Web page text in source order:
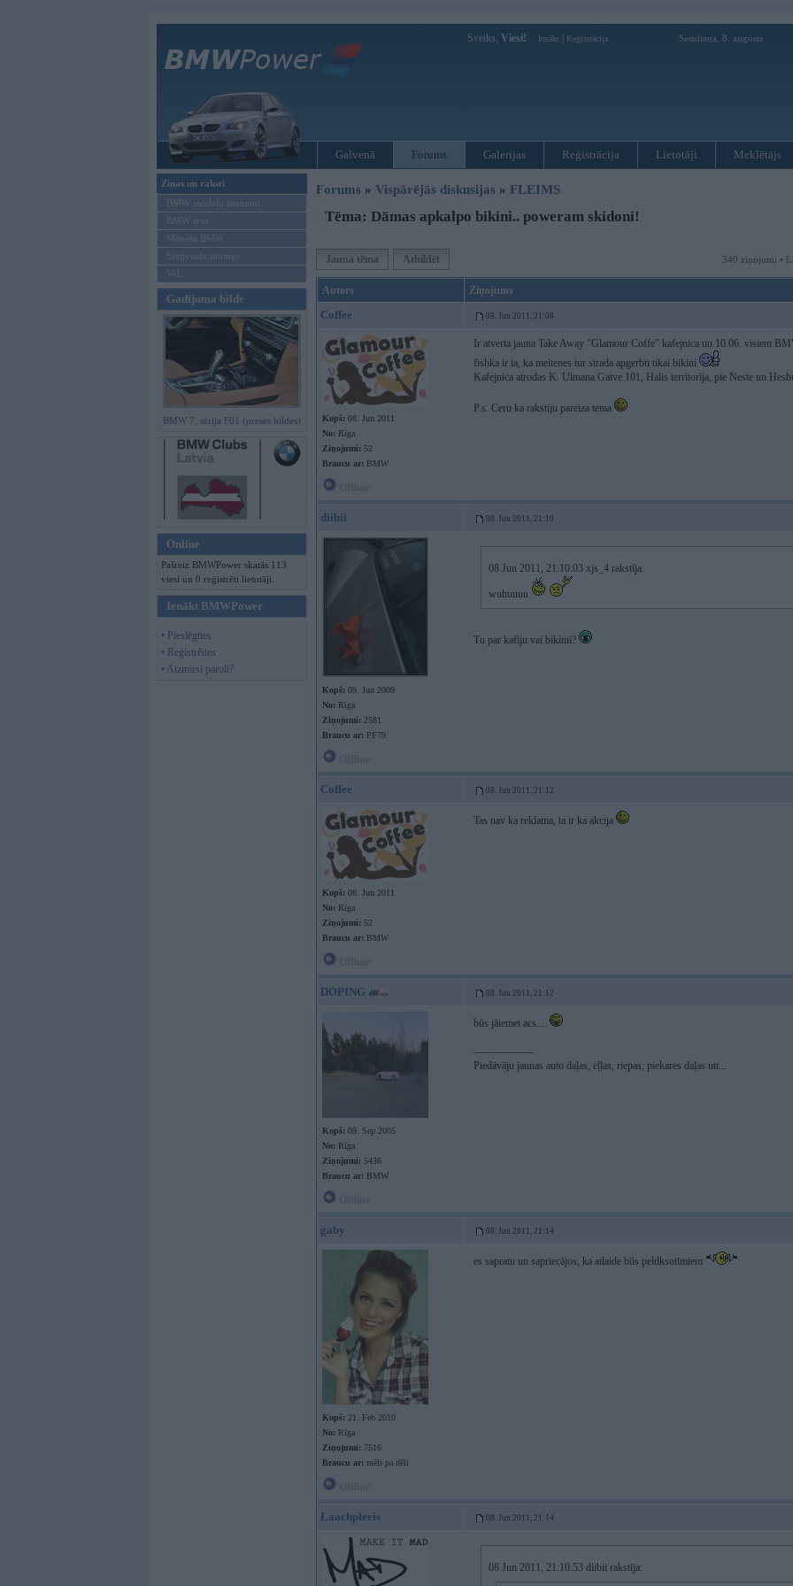
Sveiks, Viesi! Ienākt Reģistrācija Sestdiena, 8. augusts
Galvenā Forums Galerijas Reģistrācija Lietotāji Meklētājs
Ziņas un raksti
BMW modeļu jaunumi
BMW testi
Mēneša BMW
Sērijveida tūnings
Vel...
Gadījuma bilde
BMW 7. sērija F01 (preses bildes)
Online
Pašreiz BMWPower skatās 113
viesi un 0 reģistrēti lietotāji.
Ienākt BMWPower
• Pieslēgties
• Reģistrēties
• Aizmirsi paroli?
Forums » Vispārējās diskusijas » FLEIMS
Tēma: Dāmas apkalpo bikini.. poweram skidoni!
Jauna tēma Atbildēt 340 ziņojumi •
Autors Ziņojums
Coffee 08. Jun 2011, 21:08
Kopš: 08. Jun 2011
No: Rīga
Ziņojumi: 52
Braucu ar: BMW
Ir atverta jauna Take Away "Glamour Coffe" kafejnica un 10.06. visiem
fishka ir ta, ka meitenes tur strada apgerbti tikai bikini
Kafejnica atrodas K. Ulmana Gatve 101, Halis territorija, pie Neste un
P.s. Ceru ka rakstiju pareiza tema
diibii 08. Jun 2011, 21:10
Kopš: 09. Jun 2009
No: Rīga
Ziņojumi: 2581
Braucu ar: PF79
08 Jun 2011, 21:10:03 xjs_4 rakstīja:
wuhuuuu
Tu par kafiju vai bikinii?
Coffee 08. Jun 2011, 21:12
Kopš: 08. Jun 2011
No: Rīga
Ziņojumi: 52
Braucu ar: BMW
Tas nav ka reklama, ta ir ka akcija
DOPING 08. Jun 2011, 21:12
Kopš: 09. Sep 2005
No: Rīga
Ziņojumi: 5436
Braucu ar: BMW
būs jāiemet acs....
-----------------
Piedāvāju jaunas auto daļas, eļļas, riepas, piekares daļas utt...
gaby 08. Jun 2011, 21:14
Kopš: 21. Feb 2010
No: Rīga
Ziņojumi: 7516
Braucu ar: mēli pa dēli
es sapratu un sapriecājos, ka atlaide būs peldksotīmiem
Laachpleeis 08. Jun 2011, 21:14
08 Jun 2011, 21:10:53 diibii rakstīja: